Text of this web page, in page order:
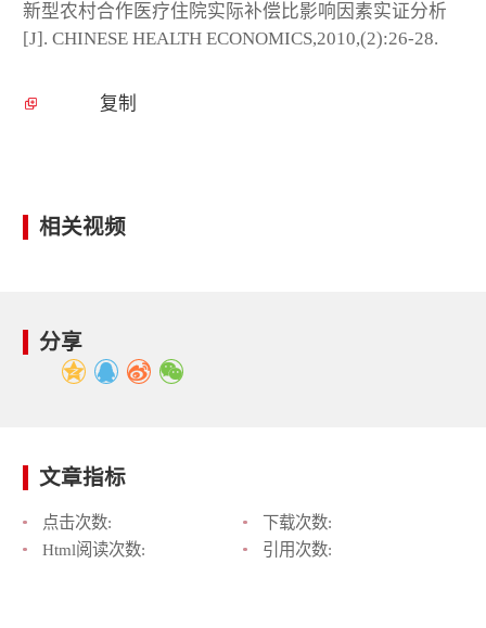
新型农村合作医疗住院实际补偿比影响因素实证分析
[J]. CHINESE HEALTH ECONOMICS,2010,(2):26-28.
复制
相关视频
分享
文章指标
点击次数:
下载次数:
Html阅读次数:
引用次数: